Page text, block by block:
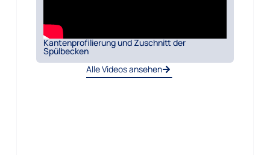
Kantenprofilierung und Zuschnitt der
Spülbecken
Alle Videos ansehen